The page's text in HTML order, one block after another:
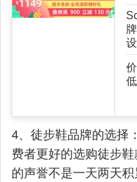
4、徒步鞋品牌的选择
费者更好的选购徒步
的声誉不是一天两天积